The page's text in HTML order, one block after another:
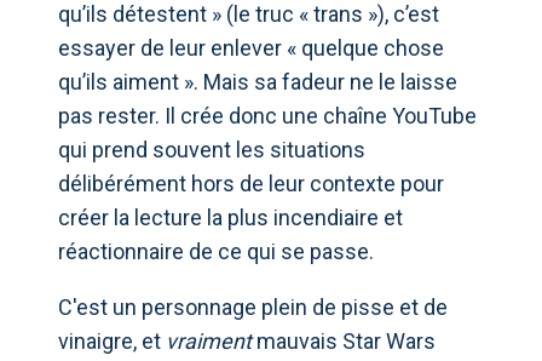
qu’ils détestent » (le truc « trans »), c’est
essayer de leur enlever « quelque chose
qu’ils aiment ». Mais sa fadeur ne le laisse
pas rester. Il crée donc une chaîne YouTube
qui prend souvent les situations
délibérément hors de leur contexte pour
créer la lecture la plus incendiaire et
réactionnaire de ce qui se passe.
C'est un personnage plein de pisse et de
vinaigre, et vraimentmauvais Star Wars